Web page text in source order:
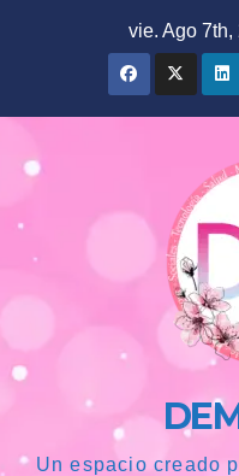
vie. Ago 7th,
Un espacio creado